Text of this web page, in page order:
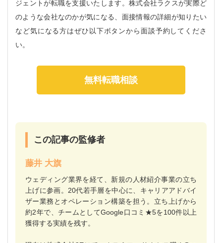
ジェントが転職を支援いたします。株式会社ラクスが実際ど
のような会社なのかが気になる、面接情報の詳細が知りたい
など気になる方はぜひ以下ボタンから面談予約してくださ
い。
無料転職相談
この記事の監修者
藤井 大旗
ウェディング業界を経て、新規の人材紹介事業の立ち
上げに参画。20代若手層を中心に、キャリアアドバイ
ザー業務とオペレーション構築を担う。立ち上げから
約2年で、チームとしてGoogle口コミ★5を100件以上
獲得する実績を残す。